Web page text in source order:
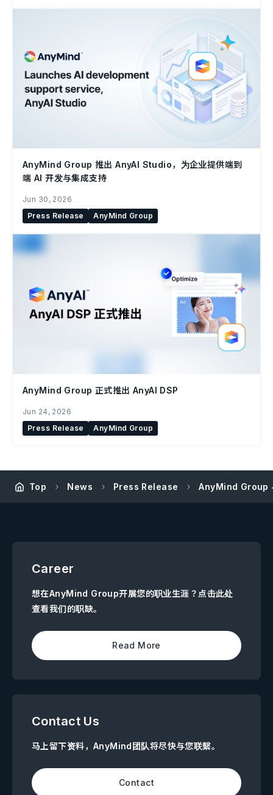
AnyMind Group 推出 AnyAI Studio，为企业提供端到
端 AI 开发与集成支持
Jun 30, 2026
Press Release
AnyMind Group
AnyMind Group 正式推出 AnyAI DSP
Jun 24, 2026
Press Release
AnyMind Group
Top News Press Release AnyMind Group
Career
想在AnyMind Group开展您的职业生涯？点击此处
查看我们的职缺。
Read More
Contact Us
马上留下资料，AnyMind团队将尽快与您联繫。
Contact